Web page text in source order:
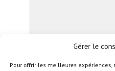
Gérer le
Pour offrir les meilleures